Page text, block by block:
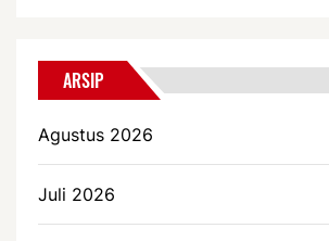
ARSIP
Agustus 2026
Juli 2026